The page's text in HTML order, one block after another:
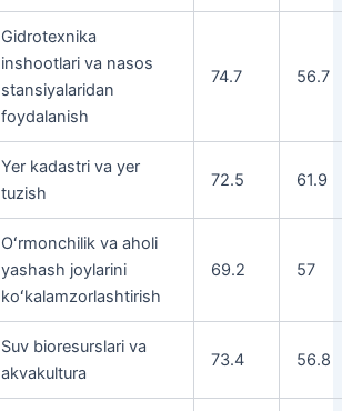
Gidrotexnika
inshootlari va nasos
stansiyalaridan
foydalanish
74.7 56.7
Yer kadastri va yer
tuzish
72.5 61.9
Oʻrmonchilik va aholi
yashash joylarini
koʻkalamzorlashtirish
69.2 57
Suv bioresurslari va
akvakultura
73.4 56.8